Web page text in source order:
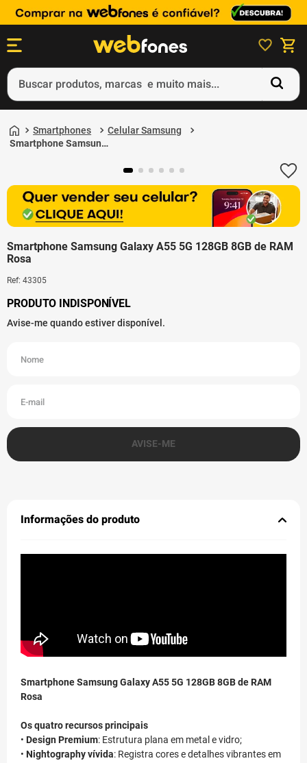
Buscar produtos, marcas e muito mais...
Smartphones
Celular Samsung
Smartphone Samsung
Smartphone Samsung Galaxy A55 5G 128GB 8GB de RAM
Rosa
Ref: 43305
Informações do produto
Smartphone Samsung Galaxy A55 5G 128GB 8GB de RAM
Rosa
Os quatro recursos principais
• Design Premium: Estrutura plana em metal e vidro;
• Nightography vívida: Registra cores e detalhes vibrantes em
1º
ps5
3º
4º
ps4